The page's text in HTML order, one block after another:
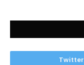
Twitter